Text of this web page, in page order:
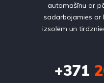
automašīnu ar
sadarbojamies ar
izsolēm un
+371